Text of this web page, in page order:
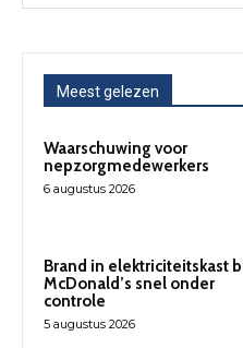
Meest gelezen
Waarschuwing voor
nepzorgmedewerkers
6 augustus 2026
Brand in elektriciteitskast
McDonald’s snel onder
controle
5 augustus 2026